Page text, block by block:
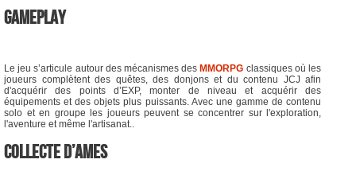
GAMEPLAY
Le jeu s’articule autour des mécanismes des MMORPG classiques où les
joueurs complètent des quêtes, des donjons et du contenu JCJ afin
d'acquérir des points d’EXP, monter de niveau et acquérir des
équipements et des objets plus puissants. Avec une gamme de contenu
solo et en groupe les joueurs peuvent se concentrer sur l'exploration,
l'aventure et même l'artisanat..
COLLECTE D’AMES